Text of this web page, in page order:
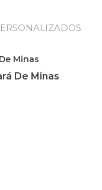
Minas
De Minas